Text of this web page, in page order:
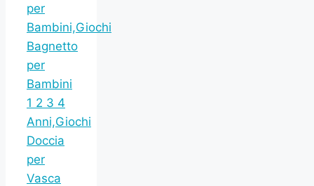
per
Bambini,Giochi
Bagnetto
per
Bambini
1 2 3 4
Anni,Giochi
Doccia
per
Vasca